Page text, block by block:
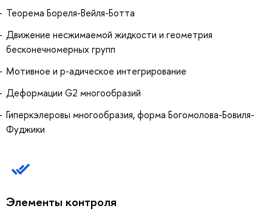
Теорема Бореля-Вейля-Ботта
Движение несжимаемой жидкости и геометрия
бесконечномерных групп
Мотивное и p-адическое интегрирование
Деформации G2 многообразий
Гиперкэлеровы многообразия, форма Богомолова-Бовиля-
Фуджики
Элементы контроля